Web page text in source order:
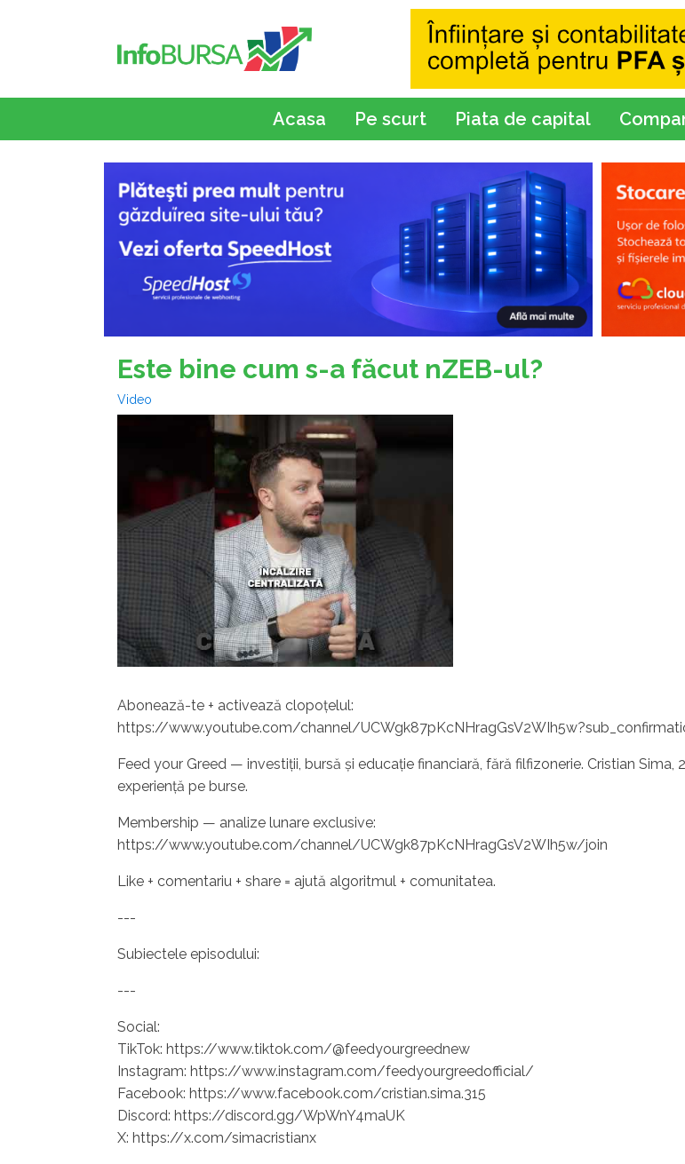
Acasa Pe scurt Piata de capital
Este bine cum s-a făcut nZEB-ul?
Video
Abonează-te + activează clopoțelul:
https://www.youtube.com/channel/
Feed your Greed — investiții, bursă și educație financiară, fără filfizonerie. Cristian Sima,
experiență pe burse.
Membership — analize lunare exclusive:
https://www.youtube.com/channel/UCWgk87pKcNHragGsV2WIh5w/join
Like + comentariu + share = ajută algoritmul + comunitatea.
---
Subiectele episodului:
---
Social:
TikTok: https://www.tiktok.com/@feedyourgreednew
Instagram: https://www.instagram.com/feedyourgreedofficial/
Facebook: https://www.facebook.com/cristian.sima.315
Discord: https://discord.gg/WpWnY4maUK
X: https://x.com/simacristianx